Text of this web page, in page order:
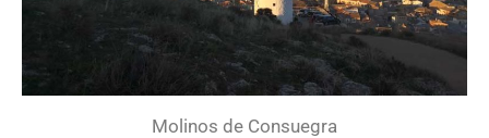
Molinos de Consuegra